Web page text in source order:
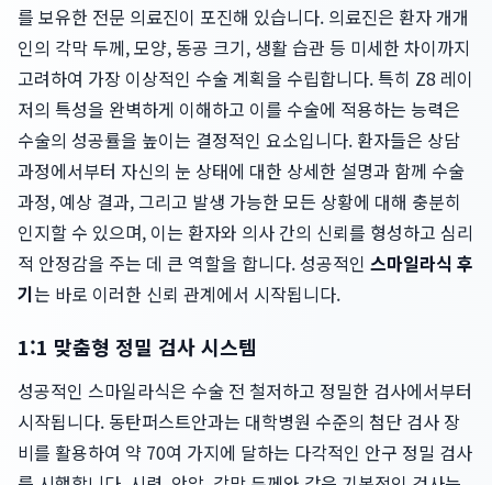
를 보유한 전문 의료진이 포진해 있습니다. 의료진은 환자 개개
인의 각막 두께, 모양, 동공 크기, 생활 습관 등 미세한 차이까지
고려하여 가장 이상적인 수술 계획을 수립합니다. 특히 Z8 레이
저의 특성을 완벽하게 이해하고 이를 수술에 적용하는 능력은
수술의 성공률을 높이는 결정적인 요소입니다. 환자들은 상담
과정에서부터 자신의 눈 상태에 대한 상세한 설명과 함께 수술
과정, 예상 결과, 그리고 발생 가능한 모든 상황에 대해 충분히
인지할 수 있으며, 이는 환자와 의사 간의 신뢰를 형성하고 심리
적 안정감을 주는 데 큰 역할을 합니다. 성공적인 스마일라식 후
기는 바로 이러한 신뢰 관계에서 시작됩니다.
1:1 맞춤형 정밀 검사 시스템
성공적인 스마일라식은 수술 전 철저하고 정밀한 검사에서부터
시작됩니다. 동탄퍼스트안과는 대학병원 수준의 첨단 검사 장
비를 활용하여 약 70여 가지에 달하는 다각적인 안구 정밀 검사